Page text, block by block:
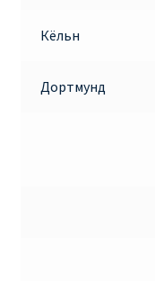
Кёльн
Дортмунд